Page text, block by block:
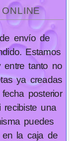
envío de
Estamos
entre tanto no
ya creadas
posterior
recibiste una
puedes
en la caja de